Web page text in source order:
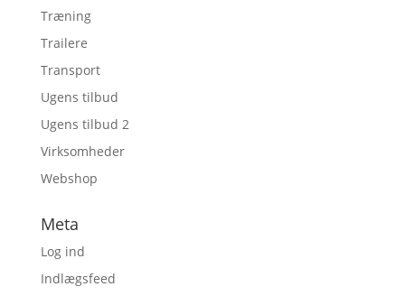
Træning
Trailere
Transport
Ugens tilbud
Ugens tilbud 2
Virksomheder
Webshop
Meta
Log ind
Indlægsfeed